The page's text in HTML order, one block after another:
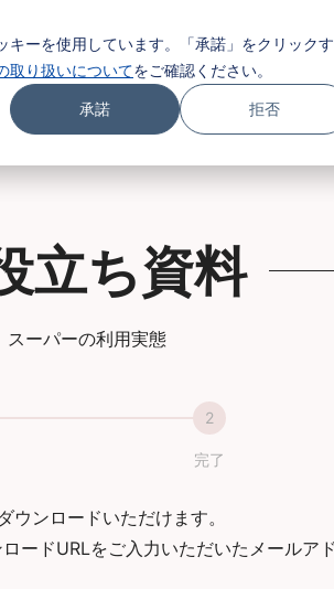
ーを使用しています。「承諾」をクリック
取り扱いについてをご確認ください。
承諾 拒否
立ち資料
スーパーの利用実態
完了
ンロードいただけます。
ードURLをご入力いただいたメールア